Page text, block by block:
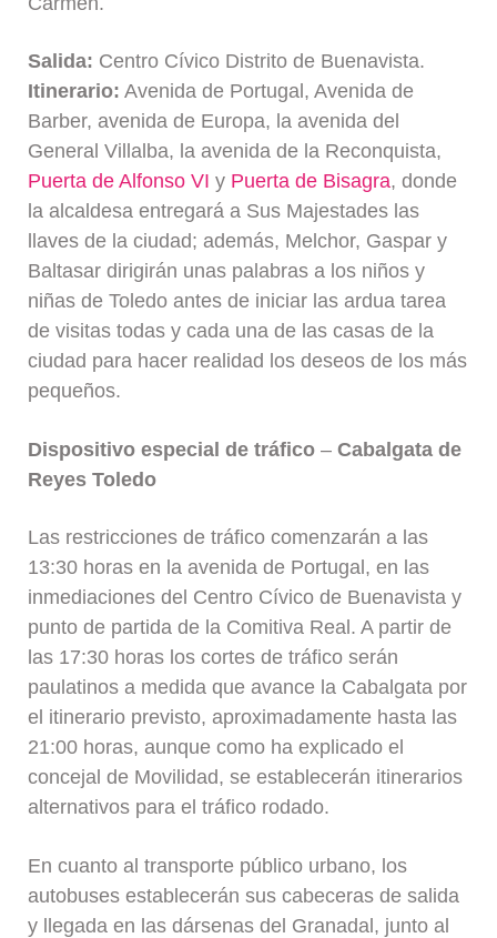
Salida: Centro Cívico Distrito de Buenavista.
Itinerario: Avenida de Portugal, Avenida de
Barber, avenida de Europa, la avenida del
General Villalba, la avenida de la Reconquista,
Puerta de Alfonso VI y Puerta de Bisagra, donde
la alcaldesa entregará a Sus Majestades las
llaves de la ciudad; además, Melchor, Gaspar y
Baltasar dirigirán unas palabras a los niños y
niñas de Toledo antes de iniciar las ardua tarea
de visitas todas y cada una de las casas de la
ciudad para hacer realidad los deseos de los más
pequeños.
Dispositivo especial de tráfico –Cabalgata de
Reyes Toledo
Las restricciones de tráfico comenzarán a las
13:30 horas en la avenida de Portugal, en las
inmediaciones del Centro Cívico de Buenavista y
punto de partida de la Comitiva Real. A partir de
las 17:30 horas los cortes de tráfico serán
paulatinos a medida que avance la Cabalgata por
el itinerario previsto, aproximadamente hasta las
21:00 horas, aunque como ha explicado el
concejal de Movilidad, se establecerán itinerarios
alternativos para el tráfico rodado.
En cuanto al transporte público urbano, los
autobuses establecerán sus cabeceras de salida
y llegada en las dársenas del Granadal, junto al